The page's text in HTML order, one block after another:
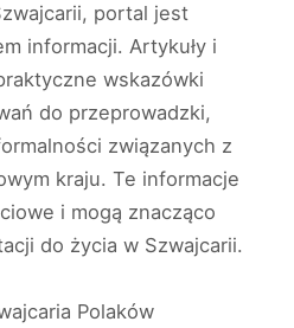
portal jest
informacji. Artykuły i
wskazówki
do przeprowadzki,
związanych z
kraju. Te informacje
i mogą znacząco
do życia w Szwajcarii.
Polaków